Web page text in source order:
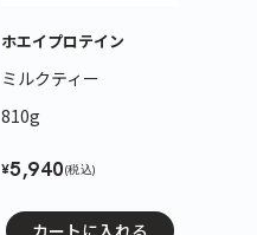
ホエイプロテイン
ミルクティー
810g
¥5,940(税込)
カートに入れる